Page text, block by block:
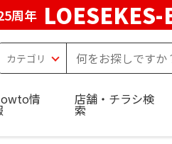
周年
情 店舗・チラシ検
索